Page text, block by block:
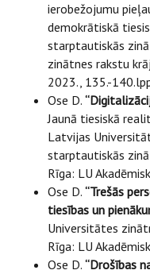
ierobežojumu
demokrātiskā
starptautiskās
zinātnes rakstu
2023., 135.-
Ose D.
Jaunā tiesiskā
Latvijas
starptautiskās
Rīga: LU
Ose D. “Trešās
tiesības un
Universitātes
Rīga: LU
Ose D. “Drošības